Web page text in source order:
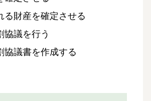
財産を確定させる
議を行う
議書を作成する